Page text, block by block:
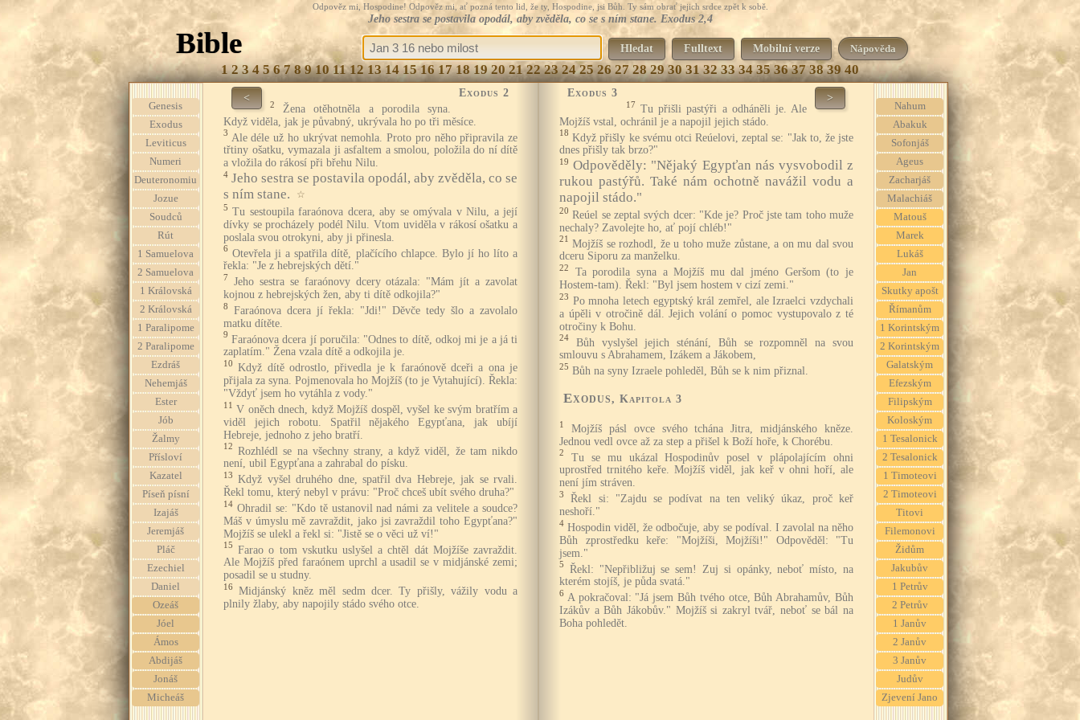
Odpověz mi, Hospodine! Odpověz mi, ať pozná tento lid, že ty, Hospodine, jsi Bůh. Ty sám obrať jejich srdce zpět k sobě.
Jeho sestra se postavila opodál, aby zvěděla, co se s ním stane. Exodus 2,4
Bible Hledat Fulltext Mobilní verze Nápověda
1 2 3 4 5 6 7 8 9 10 11 12 13 14 15 16 17 18 19 20 21 22 23 24 25 26 27 28 29 30 31 32 33 34 35 36 37 38 39 40
Genesis
Exodus
Leviticus
Numeri
Deuteronomiu
Jozue
Soudců
Rút
1 Samuelova
2 Samuelova
1 Královská
2 Královská
1 Paralipome
2 Paralipome
Ezdráš
Nehemjáš
Ester
Jób
Žalmy
Přísloví
Kazatel
Píseň písní
Izajáš
Jeremjáš
Pláč
Ezechiel
Daniel
Ozeáš
Jóel
Ámos
Abdijáš
Jonáš
Micheáš
< Exodus 2
2
Žena otěhotněla a porodila syna.
Když viděla, jak je půvabný, ukrývala ho po tři měsíce.
3 Ale déle už ho ukrývat nemohla. Proto pro něho připravila ze
třtiny ošatku, vymazala ji asfaltem a smolou, položila do ní dítě
a vložila do rákosí při břehu Nilu.
4 Jeho sestra se postavila opodál, aby zvěděla, co se
s ním stane.
☆
5 Tu sestoupila faraónova dcera, aby se omývala v Nilu, a její
dívky se procházely podél Nilu. Vtom uviděla v rákosí ošatku a
poslala svou otrokyni, aby ji přinesla.
6 Otevřela ji a spatřila dítě, plačícího chlapce. Bylo jí ho líto a
řekla: "Je z hebrejských dětí."
7
Jeho sestra se faraónovy dcery otázala: "Mám jít a zavolat
kojnou z hebrejských žen, aby ti dítě odkojila?"
8
Faraónova dcera jí řekla: "Jdi!" Děvče tedy šlo a zavolalo
matku dítěte.
9 Faraónova dcera jí poručila: "Odnes to dítě, odkoj mi je a já ti
zaplatím." Žena vzala dítě a odkojila je.
10
Když dítě odrostlo, přivedla je k faraónově dceři a ona je
přijala za syna. Pojmenovala ho Mojžíš (to je Vytahující). Řekla:
"Vždyť jsem ho vytáhla z vody."
11 V oněch dnech, když Mojžíš dospěl, vyšel ke svým bratřím a
viděl jejich robotu. Spatřil nějakého Egypťana, jak ubíjí
Hebreje, jednoho z jeho bratří.
12 Rozhlédl se na všechny strany, a když viděl, že tam nikdo
není, ubil Egypťana a zahrabal do písku.
13
Když vyšel druhého dne, spatřil dva Hebreje, jak se rvali.
Řekl tomu, který nebyl v právu: "Proč chceš ubít svého druha?"
14 Ohradil se: "Kdo tě ustanovil nad námi za velitele a soudce?
Máš v úmyslu mě zavraždit, jako jsi zavraždil toho Egypťana?"
Mojžíš se ulekl a řekl si: "Jistě se o věci už ví!"
15
Farao o tom vskutku uslyšel a chtěl dát Mojžíše zavraždit.
Ale Mojžíš před faraónem uprchl a usadil se v midjánské zemi;
posadil se u studny.
16
Midjánský kněz měl sedm dcer. Ty přišly, vážily vodu a
plnily žlaby, aby napojily stádo svého otce.
Exodus 3 >
17 Tu přišli pastýři a odháněli je. Ale
Mojžíš vstal, ochránil je a napojil jejich stádo.
18 Když přišly ke svému otci Reúelovi, zeptal se: "Jak to, že jste
dnes přišly tak brzo?"
19 Odpověděly: "Nějaký Egypťan nás vysvobodil z
rukou pastýřů. Také nám ochotně navážil vodu a
napojil stádo."
20 Reúel se zeptal svých dcer: "Kde je? Proč jste tam toho muže
nechaly? Zavolejte ho, ať pojí chléb!"
21 Mojžíš se rozhodl, že u toho muže zůstane, a on mu dal svou
dceru Siporu za manželku.
22
Ta porodila syna a Mojžíš mu dal jméno Geršom (to je
Hostem-tam). Řekl: "Byl jsem hostem v cizí zemi."
23 Po mnoha letech egyptský král zemřel, ale Izraelci vzdychali
a úpěli v otročině dál. Jejich volání o pomoc vystupovalo z té
otročiny k Bohu.
24
Bůh vyslyšel jejich sténání, Bůh se rozpomněl na svou
smlouvu s Abrahamem, Izákem a Jákobem,
25 Bůh na syny Izraele pohleděl, Bůh se k nim přiznal.
Exodus, Kapitola 3
1
Mojžíš pásl ovce svého tchána Jitra, midjánského kněze.
Jednou vedl ovce až za step a přišel k Boží hoře, k Chorébu.
2
Tu se mu ukázal Hospodinův posel v plápolajícím ohni
uprostřed trnitého keře. Mojžíš viděl, jak keř v ohni hoří, ale
není jím stráven.
3
Řekl si: "Zajdu se podívat na ten veliký úkaz, proč keř
neshoří."
4 Hospodin viděl, že odbočuje, aby se podíval. I zavolal na něho
Bůh zprostředku keře: "Mojžíši, Mojžíši!" Odpověděl: "Tu
jsem."
5
Řekl: "Nepřibližuj se sem! Zuj si opánky, neboť místo, na
kterém stojíš, je půda svatá."
6 A pokračoval: "Já jsem Bůh tvého otce, Bůh Abrahamův, Bůh
Izákův a Bůh Jákobův." Mojžíš si zakryl tvář, neboť se bál na
Boha pohledět.
Nahum
Abakuk
Sofonjáš
Ageus
Zacharjáš
Malachiáš
Matouš
Marek
Lukáš
Jan
Skutky apošt
Římanům
1 Korintským
2 Korintským
Galatským
Efezským
Filipským
Koloským
1 Tesalonick
2 Tesalonick
1 Timoteovi
2 Timoteovi
Titovi
Filemonovi
Židům
Jakubův
1 Petrův
2 Petrův
1 Janův
2 Janův
3 Janův
Judův
Zjevení Jano